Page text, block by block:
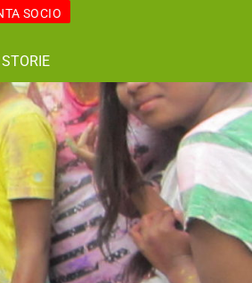
SOCIO
STORIE